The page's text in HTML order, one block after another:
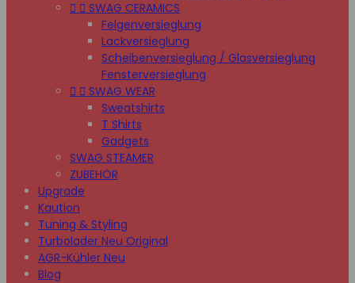
  SWAG CERAMICS
Felgenversieglung
Lackversieglung
Scheibenversieglung / Glasversieglung
Fensterversieglung
  SWAG WEAR
Sweatshirts
T Shirts
Gadgets
SWAG STEAMER
ZUBEHÖR
Upgrade
Kaution
Tuning & Styling
Turbolader Neu Original
AGR-Kühler Neu
Blog